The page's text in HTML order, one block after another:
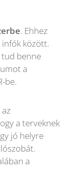
. Ehhez
infók között.
tud benne
a
be.
a terveknek
jó helyre
a